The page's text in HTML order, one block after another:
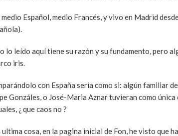
medio Español, medio Francés, y vivo en Madrid
lo leído aquí tiene su razón y su fundamento, pero
iris.
con España seria como si: algún familiar
Gonzáles, o José-Maria Aznar tuvieran como
¿ que caos no ?
ultima cosa, en la pagina inicial de Fon, he visto que